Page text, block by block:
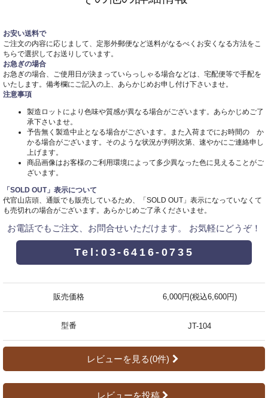
お安い送料で
ご注文の内容に応じまして、定形外郵便など送料がなるべくお安くなる方法をこ
ちらで選択してお送りしています。
お急ぎの場合
お急ぎの場合、ご使用日が決まっていらっしゃる場合などは、宅配便等で手配を
いたします。備考欄にご記入の上、あらかじめお申し付け下さいませ。
注意事項
製造ロットにより色味や質感が異なる場合がございます。あらかじめご了
承下さいませ。
予告無く製造中止となる場合がございます。また入荷までにお時間の か
かる場合がございます。そのような状況が判明次第、速やかにご連絡申し
上げます。
商品画像はお客様のご利用環境によって多少異なった色に見えることがご
ざいます。
「SOLD OUT」表示について
代官山店頭、通販でも販売しているため、「SOLD OUT」表示になっていなくて
も売切れの場合がございます。あらかじめご了承くださいませ。
お電話でもご注文、お問合せいただけます。 お気軽にどうぞ！
Tel:03-6416-0735
販売価格 6,000円(税込6,600円)
型番 JT-104
レビューを見る(0件)
レビューを投稿